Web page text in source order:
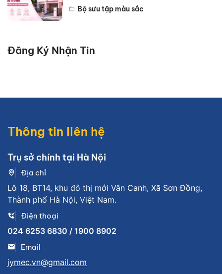
Bộ sưu tập màu sắc
Đăng Ký Nhận Tin
Thông tin liên hệ
Trụ sở chính tại Hà Nội
Địa chỉ
Lô 18, BT14, khu đô thị mới Vân Canh, Xã Sơn Đồng,
Thành phố Hà Nội, Việt Nam.
Điện thoại
024 6253 6830 / 1900 8902
Email
jymec.vn@gmail.com